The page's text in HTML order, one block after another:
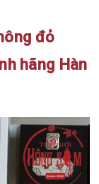
đỏ
hãng Hàn